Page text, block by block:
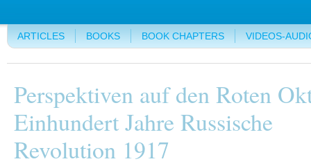
ARTICLES BOOKS BOOK CHAPTERS VIDEOS-
Perspektiven auf den Roten
Einhundert Jahre Russische
Revolution 1917